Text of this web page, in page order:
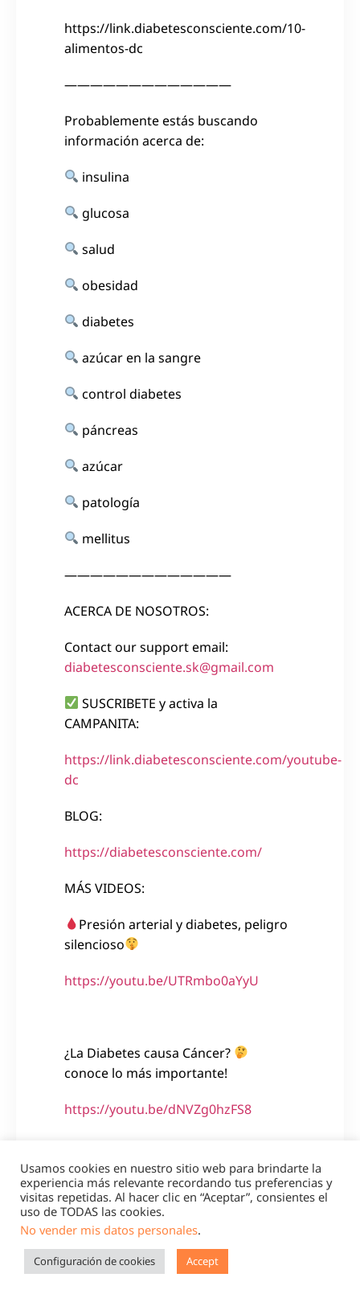
https://link.diabetesconsciente.com/10-
alimentos-dc
—————————————
Probablemente estás buscando
información acerca de:
insulina
glucosa
salud
obesidad
diabetes
azúcar en la sangre
control diabetes
páncreas
azúcar
patología
mellitus
—————————————
ACERCA DE NOSOTROS:
Contact our support email:
diabetesconsciente.sk@gmail.com
SUSCRIBETE y activa la
CAMPANITA:
https://link.diabetesconsciente.com/youtube-
dc
BLOG:
https://diabetesconsciente.com/
MÁS VIDEOS:
Presión arterial y diabetes, peligro
silencioso
https://youtu.be/UTRmbo0aYyU
¿La Diabetes causa Cáncer?
conoce lo más importante!
https://youtu.be/dNVZg0hzFS8
Diabetes y pérdida de peso
¿cuando sucede?
https://youtu.be/gQyD2RtcXCY
Usamos cookies en nuestro sitio web para brindarte la
experiencia más relevante recordando tus preferencias y
visitas repetidas. Al hacer clic en “Aceptar”, consientes el
uso de TODAS las cookies.
No vender mis datos personales.
Configuración de cookies Accept